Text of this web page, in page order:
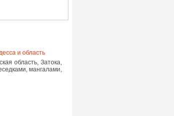
и область
область, Затока,
мангалами,